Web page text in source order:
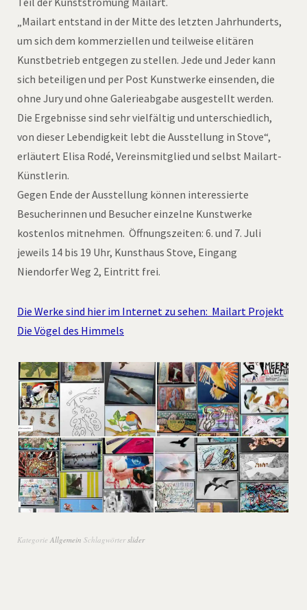
„Mailart entstand in der Mitte des letzten Jahrhunderts,
um sich dem kommerziellen und teilweise elitären
Kunstbetrieb entgegen zu stellen. Jede und Jeder kann
sich beteiligen und per Post Kunstwerke einsenden, die
ohne Jury und ohne Galerieabgabe ausgestellt werden.
Die Ergebnisse sind sehr vielfältig und unterschiedlich,
von dieser Lebendigkeit lebt die Ausstellung in Stove“,
erläutert Elisa Rodé, Vereinsmitglied und selbst Mailart-
Künstlerin.
Gegen Ende der Ausstellung können interessierte
Besucherinnen und Besucher einzelne Kunstwerke
kostenlos mitnehmen. Öffnungszeiten: 6. und 7. Juli
jeweils 14 bis 19 Uhr, Kunsthaus Stove, Eingang
Niendorfer Weg 2, Eintritt frei.
Die Werke sind hier im Internet zu sehen: Mailart Projekt
Die Vögel des Himmels
Kategorie Allgemein Schlagwörter slider